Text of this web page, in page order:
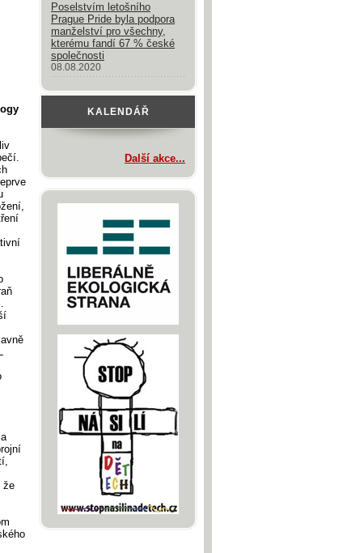
že
Poselstvím letošního
Prague Pride byla podpora
manželství pro všechny,
kterému fandí 67 % české
společnosti
08.08.2020
KALENDÁŘ
Další akce...